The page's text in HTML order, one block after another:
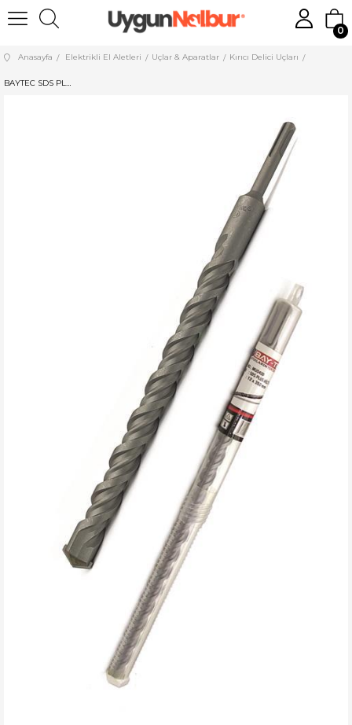
0
Anasayfa Elektrikli El Aletleri Uçlar & Aparatlar Kırıcı Delici Uçları
BAYTEC SDS PLUS HİLTİ UCU 11*160 MU0150